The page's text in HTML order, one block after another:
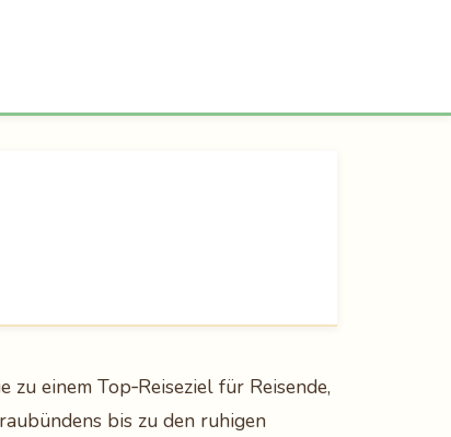
einem Top‑Reiseziel für Reisende,
bis zu den ruhigen